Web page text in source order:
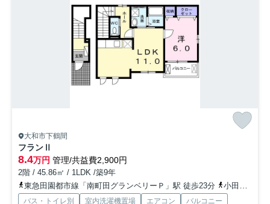
大和市下鶴間
フランⅡ
8.4万円 管理/共益費2,900円
2階 / 45.86㎡ / 1LDK /築9年
東急田園都市線「南町田グランベリーＰ」駅 徒歩23分
小田急江ノ島線「南林間」駅 徒歩22分
バス・トイレ別 室内洗濯機置場 エアコン
バルコニー